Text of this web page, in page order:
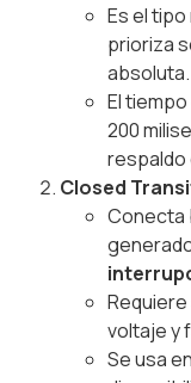
Es el
prioriza
absoluta.
El
200
respaldo
Closed
Conecta
voltaje y
Se usa